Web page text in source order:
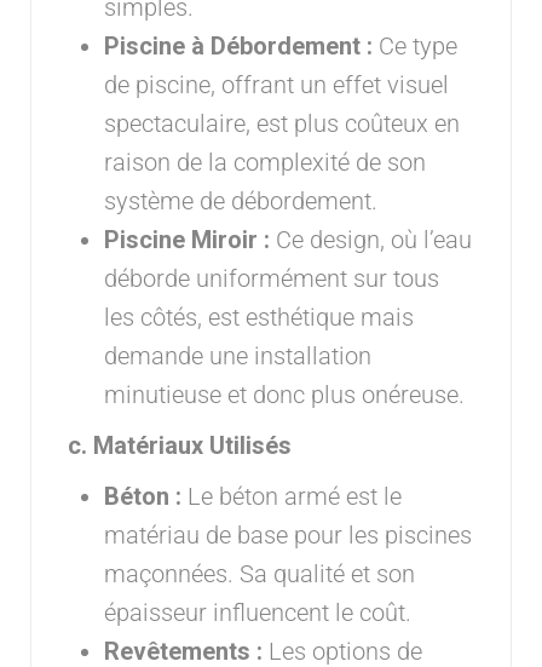
simples.
Piscine à Débordement : Ce type
de piscine, offrant un effet visuel
spectaculaire, est plus coûteux en
raison de la complexité de son
système de débordement.
Piscine Miroir : Ce design, où l’eau
déborde uniformément sur tous
les côtés, est esthétique mais
demande une installation
minutieuse et donc plus onéreuse.
c. Matériaux Utilisés
Béton : Le béton armé est le
matériau de base pour les piscines
maçonnées. Sa qualité et son
épaisseur influencent le coût.
Revêtements : Les options de